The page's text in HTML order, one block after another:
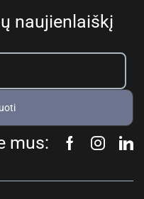
naujienlaiškį
mus: